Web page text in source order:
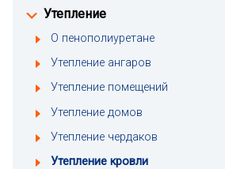
Утепление
О пенополиуретане
Утепление ангаров
Утепление помещений
Утепление домов
Утепление чердаков
Утепление кровли